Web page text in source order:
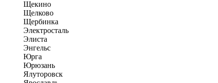
Щекино
Щелково
Щербинка
Электросталь
Элиста
Энгельс
Юрга
Юрюзань
Ялуторовск